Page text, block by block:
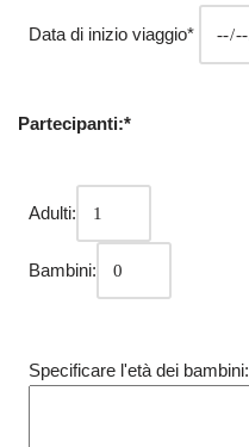
Data di inizio viaggio*
Partecipanti:*
Adulti:
Bambini:
Specificare l'età dei bambini: